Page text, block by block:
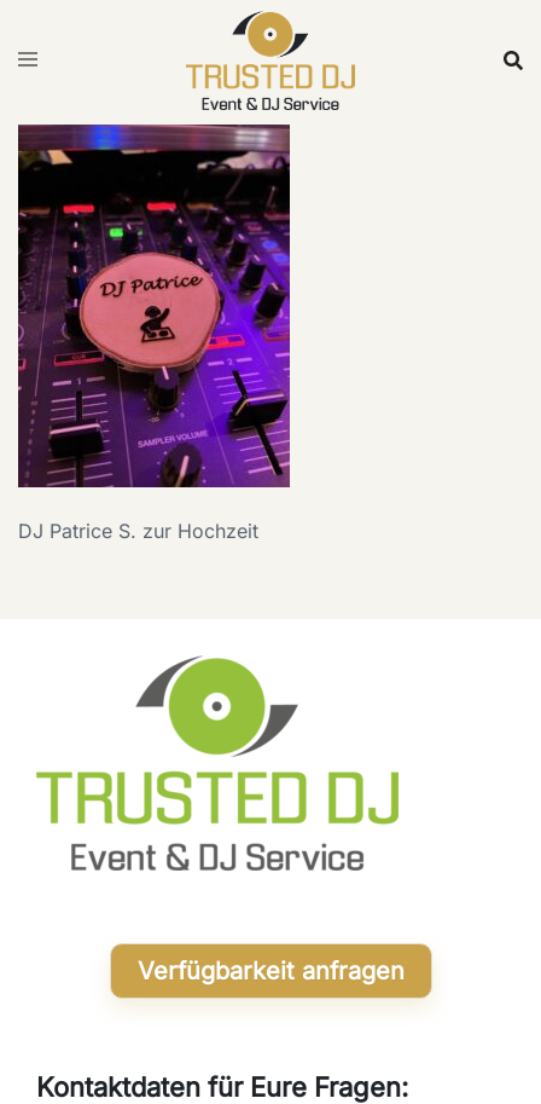
DJ Patrice S. zur Hochzeit
Verfügbarkeit anfragen
Kontaktdaten für Eure Fragen: